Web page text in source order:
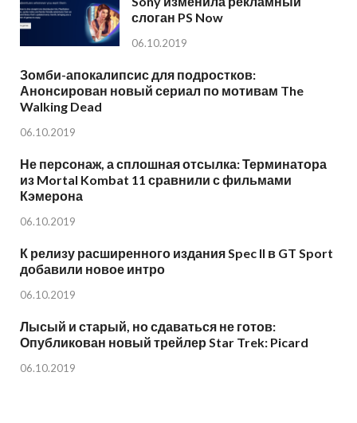
слоган PS Now
06.10.2019
Зомби-апокалипсис для подростков:
Анонсирован новый сериал по мотивам The
Walking Dead
06.10.2019
Не персонаж, а сплошная отсылка: Терминатора
из Mortal Kombat 11 сравнили с фильмами
Кэмерона
06.10.2019
К релизу расширенного издания Spec II в GT Sport
добавили новое интро
06.10.2019
Лысый и старый, но сдаваться не готов:
Опубликован новый трейлер Star Trek: Picard
06.10.2019